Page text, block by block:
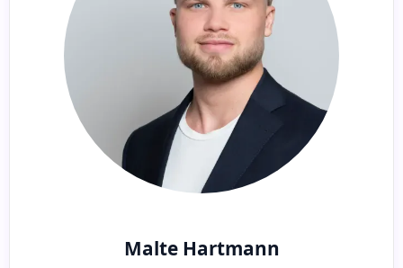
Malte Hartmann